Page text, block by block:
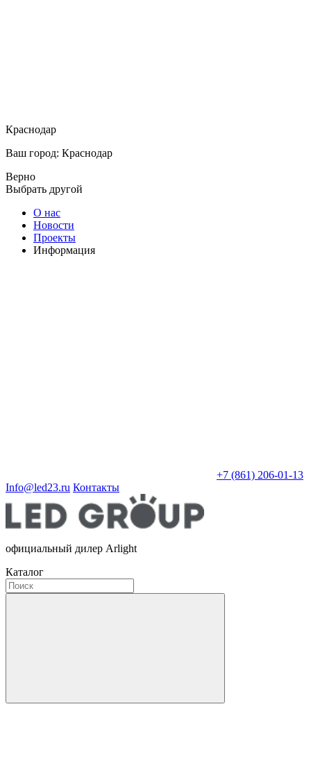
Краснодар
Ваш город: Краснодар
Верно
Выбрать другой
О нас
Новости
Проекты
Информация
+7 (861) 206-01-13
Info@led23.ru Контакты
официальный дилер Arlight
Каталог